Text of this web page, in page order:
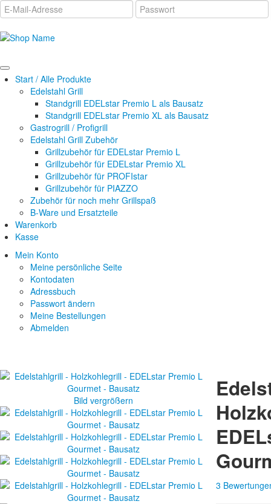
Start / Alle Produkte
Edelstahl Grill
Standgrill EDELstar Premio L als Bausatz
Standgrill EDELstar Premio XL als Bausatz
Gastrogrill / Profigrill
Edelstahl Grill Zubehör
Grillzubehör für EDELstar Premio L
Grillzubehör für EDELstar Premio XL
Grillzubehör für PROFIstar
Grillzubehör für PIAZZO
Zubehör für noch mehr Grillspaß
B-Ware und Ersatzteile
Warenkorb
Kasse
Mein Konto
Meine persönliche Seite
Kontodaten
Adressbuch
Passwort ändern
Meine Bestellungen
Abmelden
Bild vergrößern
3